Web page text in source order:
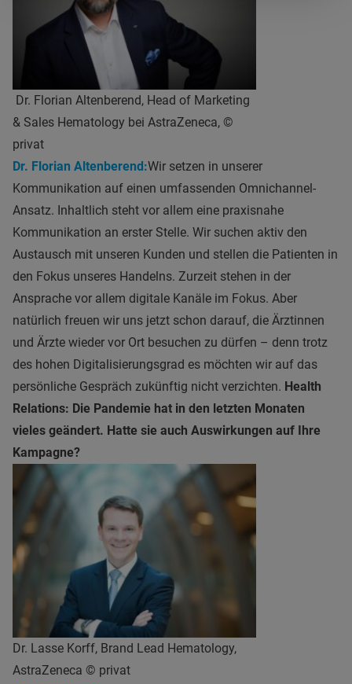
Dr. Florian Altenberend, Head of Marketing
& Sales Hematology bei AstraZeneca, ©
privat
Dr. Florian Altenberend:Wir setzen in unserer
Kommunikation auf einen umfassenden Omnichannel-
Ansatz. Inhaltlich steht vor allem eine praxisnahe
Kommunikation an erster Stelle. Wir suchen aktiv den
Austausch mit unseren Kunden und stellen die Patienten in
den Fokus unseres Handelns. Zurzeit stehen in der
Ansprache vor allem digitale Kanäle im Fokus. Aber
natürlich freuen wir uns jetzt schon darauf, die Ärztinnen
und Ärzte wieder vor Ort besuchen zu dürfen – denn trotz
des hohen Digitalisierungsgrad es möchten wir auf das
persönliche Gespräch zukünftig nicht verzichten. Health
Relations: Die Pandemie hat in den letzten Monaten
vieles geändert. Hatte sie auch Auswirkungen auf Ihre
Kampagne?
Dr. Lasse Korff, Brand Lead Hematology,
AstraZeneca © privat